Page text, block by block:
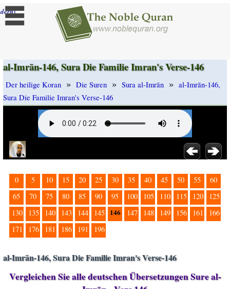
]
al-Imrān-146, Sura Die Familie Imran's Verse-146
Der heilige Koran » Die Suren » Sura al-Imrān » al-Imrān-146,
Sura Die Familie Imran's Verse-146
0 5 10 15 20 25 30 35 40 45 50 55
60
65
70 75 80 85 90 95 100 105 110 115 120
125
130
135 140 143 144 145 146 147 148 149 156 161
166
171
176 181 186 191 196
al-Imrān-146, Sura Die Familie Imran's Verse-146
Vergleichen Sie alle deutschen Übersetzungen Sure al-